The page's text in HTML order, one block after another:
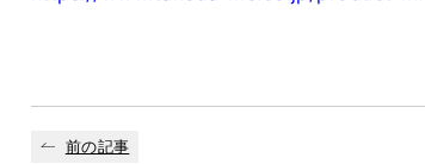
前の記事